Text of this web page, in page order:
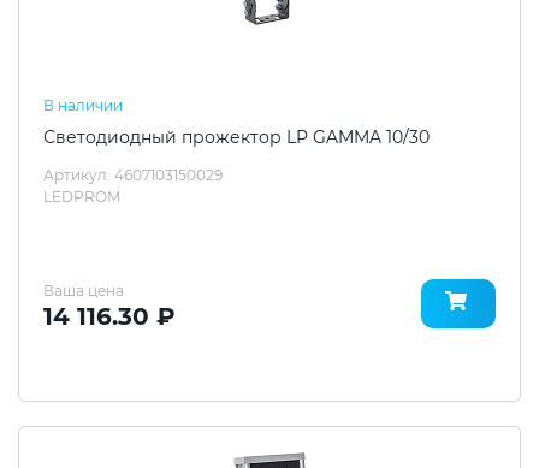
В наличии
Светодиодный прожектор LP GAMMA 10/30
Артикул: 4607103150029
LEDPROM
Ваша цена
14 116.30 ₽